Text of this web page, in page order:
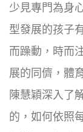
少見專門為身
型發展的孩子
而躁動，時而
展的同儕，體
陳慧穎深入了
的，如何依照